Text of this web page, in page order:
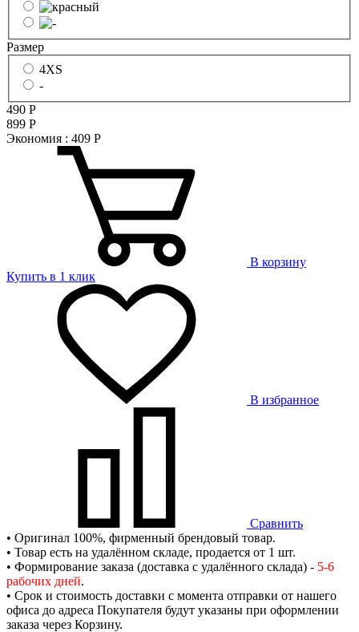
Размер
4XS
-
490 Р
899 Р
Экономия : 409 Р
В корзину
Купить в 1 клик
В избранное
Сравнить
• Оригинал 100%, фирменный брендовый товар.
• Товар есть на удалённом складе, продается от 1 шт.
• Формирование заказа (доставка с удалённого склада) - 5-6
рабочих дней.
• Срок и стоимость доставки с момента отправки от нашего
офиса до адреса Покупателя будут указаны при оформлении
заказа через Корзину.